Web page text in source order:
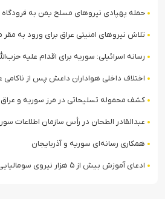
حمله پهپادی نیروهای مسلح یمن به فرودگاه
تلاش نیروهای امنیتی عراق برای ورود به
رسانه اسرائیلی: سوریه برای اقدام علیه
اختلاف داخلی هواداران داعش پس از ناکامی
کشف محموله تسلیحاتی در مرز سوریه و عراق
عبدالقادر الطحان در رأس سازمان اطلاعات سوریه؛
همکاری رسانه‌ای سوریه و آذربایجان
ادعای آموزش بیش از ۵ هزار نیروی سومالیایی با نظارت عربستان